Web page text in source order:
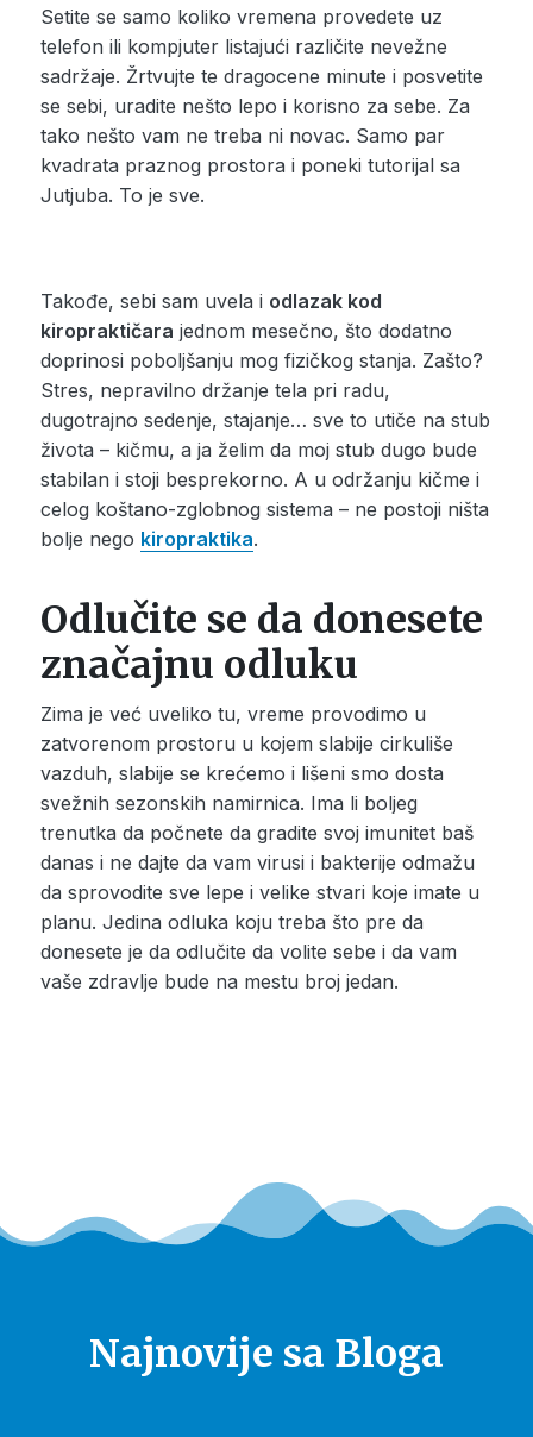
Setite se samo koliko vremena provedete uz
telefon ili kompjuter listajući različite nevežne
sadržaje. Žrtvujte te dragocene minute i posvetite
se sebi, uradite nešto lepo i korisno za sebe. Za
tako nešto vam ne treba ni novac. Samo par
kvadrata praznog prostora i poneki tutorijal sa
Jutjuba. To je sve.
Takođe, sebi sam uvela i odlazak kod
kiropraktičara jednom mesečno, što dodatno
doprinosi poboljšanju mog fizičkog stanja. Zašto?
Stres, nepravilno držanje tela pri radu,
dugotrajno sedenje, stajanje… sve to utiče na stub
života – kičmu, a ja želim da moj stub dugo bude
stabilan i stoji besprekorno. A u održanju kičme i
celog koštano-zglobnog sistema – ne postoji ništa
bolje nego kiropraktika.
Odlučite se da donesete
značajnu odluku
Zima je već uveliko tu, vreme provodimo u
zatvorenom prostoru u kojem slabije cirkuliše
vazduh, slabije se krećemo i lišeni smo dosta
svežnih sezonskih namirnica. Ima li boljeg
trenutka da počnete da gradite svoj imunitet baš
danas i ne dajte da vam virusi i bakterije odmažu
da sprovodite sve lepe i velike stvari koje imate u
planu. Jedina odluka koju treba što pre da
donesete je da odlučite da volite sebe i da vam
vaše zdravlje bude na mestu broj jedan.
Najnovije sa Bloga